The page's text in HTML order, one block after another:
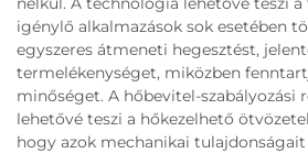
igénylő alkalmazások sok esetében
egyszeres átmeneti hegesztést,
termelékenységet, miközben
minőséget. A hőbevitel-szabályozási
lehetővé teszi a hőkezelhető
hogy azok mechanikai